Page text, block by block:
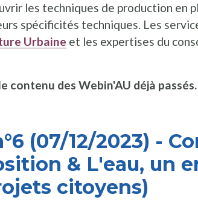
les techniques de production en
spécificités techniques. Les
Urbaine et les expertises du
contenu des Webin'AU déjà passés.
(07/12/2023) -
& L'eau, un
citoyens)